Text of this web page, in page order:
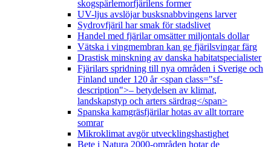
skogspärlemorfjärilens former
UV-ljus avslöjar busksnabbvingens larver
Sydrovfjäril har smak för stadslivet
Handel med fjärilar omsätter miljontals dollar
Vätska i vingmembran kan ge fjärilsvingar färg
Drastisk minskning av danska habitatspecialister
Fjärilars spridning till nya områden i Sverige och
Finland under 120 år <span class="sf-
description">– betydelsen av klimat,
landskapstyp och arters särdrag</span>
Spanska kamgräsfjärilar hotas av allt torrare
somrar
Mikroklimat avgör utvecklingshastighet
Bete i Natura 2000-områden hotar de